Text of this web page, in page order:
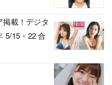
載！デジタ
5/15・22 合